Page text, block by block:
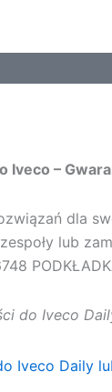
Iveco –
dla
lub
do Iveco